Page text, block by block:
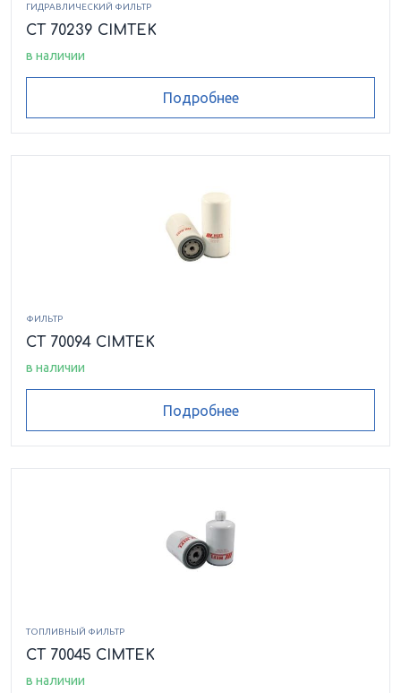
ГИДРАВЛИЧЕСКИЙ ФИЛЬТР
CT 70239 CIMTEK
в наличии
Подробнее
ФИЛЬТР
CT 70094 CIMTEK
в наличии
Подробнее
ТОПЛИВНЫЙ ФИЛЬТР
CT 70045 CIMTEK
в наличии